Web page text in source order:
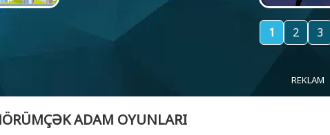
1 2 3
REKLAM
ADAM OYUNLARI